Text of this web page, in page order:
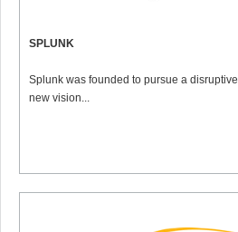
SPLUNK
Splunk was founded to pursue a disruptive
new vision...